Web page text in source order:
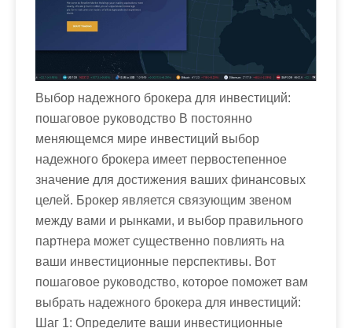
Выбор надежного брокера для инвестиций:
пошаговое руководство В постоянно
меняющемся мире инвестиций выбор
надежного брокера имеет первостепенное
значение для достижения ваших финансовых
целей. Брокер является связующим звеном
между вами и рынками, и выбор правильного
партнера может существенно повлиять на
ваши инвестиционные перспективы. Вот
пошаговое руководство, которое поможет вам
выбрать надежного брокера для инвестиций:
Шаг 1: Определите ваши инвестиционные